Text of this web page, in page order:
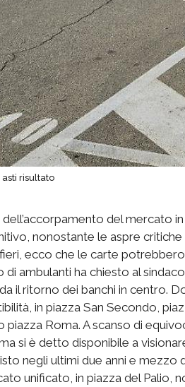
risultato
del mercato
nonostante le aspre
ecco che le carte
di ambulanti ha chiesto al
il ritorno dei banchi in centro.
in piazza San Secondo,
Roma. A scanso di
si è detto disponibile a
negli ultimi due anni e mezzo
unificato, in piazza del Palio,